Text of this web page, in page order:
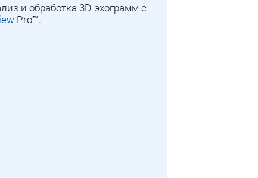
и обработка 3D-эхограмм с
Pro™.